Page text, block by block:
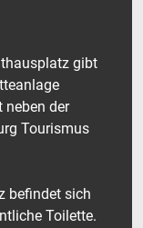
gibt
neben der
Tourismus
befindet sich
Toilette.